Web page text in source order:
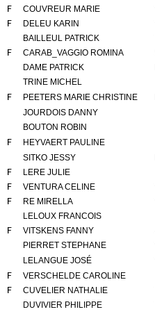
F COUVREUR MARIE
F DELEU KARIN
BAILLEUL PATRICK
F CARAB_VAGGIO ROMINA
DAME PATRICK
TRINE MICHEL
F PEETERS MARIE CHRISTINE
JOURDOIS DANNY
BOUTON ROBIN
F HEYVAERT PAULINE
SITKO JESSY
F LERE JULIE
F VENTURA CELINE
F RE MIRELLA
LELOUX FRANCOIS
F VITSKENS FANNY
PIERRET STEPHANE
LELANGUE JOSÉ
F VERSCHELDE CAROLINE
F CUVELIER NATHALIE
DUVIVIER PHILIPPE